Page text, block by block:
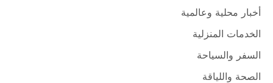
أخبار محلية وعالمية
الخدمات المنزلية
السفر والسياحة
الصحة واللياقة